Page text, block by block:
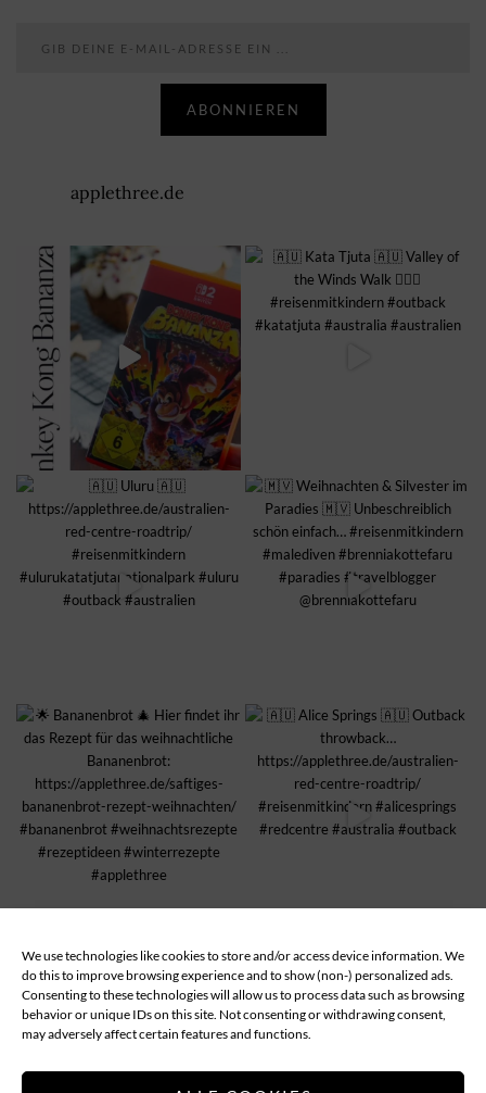
We use technologies like cookies to store and/or access device information. We
do this to improve browsing experience and to show (non-) personalized ads.
Consenting to these technologies will allow us to process data such as browsing
behavior or unique IDs on this site. Not consenting or withdrawing consent,
may adversely affect certain features and functions.
ABONNIEREN
applethree.de
MEHR LADEN... Follow
ABOUT DATENSCHUTZ
IMPRESSUM
COOKIE-RICHTLINIE (EU)